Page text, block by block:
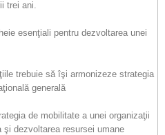
trei ani.
esenţiali pentru dezvoltarea unei
trebuie să îşi armonizeze strategia
generală
de mobilitate a unei organizaţii
dezvoltarea resursei umane